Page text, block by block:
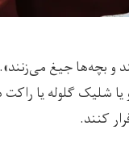
و بچه‌ها جیغ
شلیک گلوله یا
کنند.